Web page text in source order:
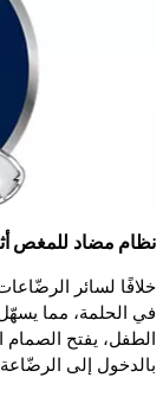
نظام مضاد للمغص
خلافًا لسائر
في الحلمة، مما
الطفل، يفتح الصمام
بالدخول إلى